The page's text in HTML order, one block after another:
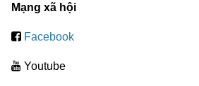
Mạng xã hội
Facebook
Youtube